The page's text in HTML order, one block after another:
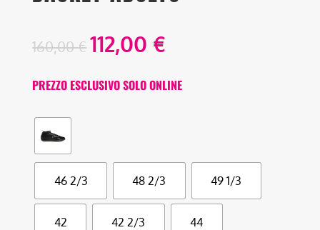
160,00€ 112,00 €
PREZZO ESCLUSIVO SOLO ONLINE
46 2/3 48 2/3 49 1/3
42 42 2/3 44